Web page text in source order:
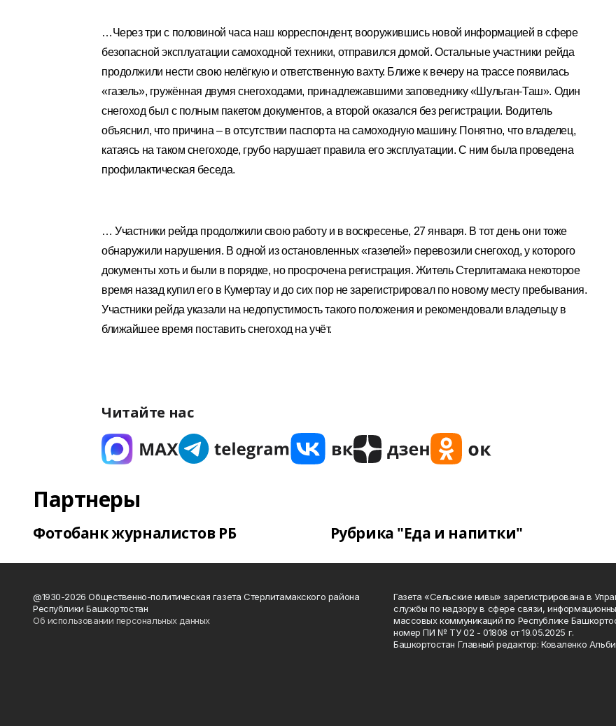
…Через три с половиной часа наш корреспондент, вооружившись новой информацией в сфере
безопасной эксплуатации самоходной техники, отправился домой. Остальные участники рейда
продолжили нести свою нелёгкую и ответственную вахту. Ближе к вечеру на трассе появилась
«газель», гружённая двумя снегоходами, принадлежавшими заповеднику «Шульган-Таш». Один
снегоход был с полным пакетом документов, а второй оказался без регистрации. Водитель
объяснил, что причина – в отсутствии паспорта на самоходную машину. Понятно, что владелец,
катаясь на таком снегоходе, грубо нарушает правила его эксплуатации. С ним была проведена
профилактическая беседа.
… Участники рейда продолжили свою работу и в воскресенье, 27 января. В тот день они тоже
обнаружили нарушения. В одной из остановленных «газелей» перевозили снегоход, у которого
документы хоть и были в порядке, но просрочена регистрация. Житель Стерлитамака некоторое
время назад купил его в Кумертау и до сих пор не зарегистрировал по новому месту пребывания.
Участники рейда указали на недопустимость такого положения и рекомендовали владельцу в
ближайшее время поставить снегоход на учёт.
Читайте нас
Партнеры
Фотобанк журналистов РБ Рубрика "Еда и напитки"
@1930-2026 Общественно-политическая газета Стерлитамакского района
Республики Башкортостан
Об использовании персональных данных
Газета «Сельские нивы» зарегистрирована в
службы по надзору в сфере связи,
массовых коммуникаций по Республике
номер ПИ № ТУ 02 - 01808 от 19.05.2025 г.
Башкортостан Главный редактор: Коваленко